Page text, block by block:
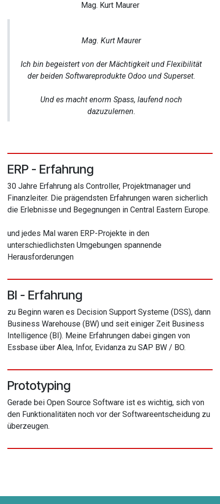
Mag. Kurt Maurer
Mag. Kurt Maurer
Ich bin begeistert von der Mächtigkeit und Flexibilität
der beiden Softwareprodukte Odoo und Superset.
Und es macht enorm Spass, laufend noch
dazuzulernen.
ERP - Erfahrung
30 Jahre Erfahrung als Controller, Projektmanager und
Finanzleiter. Die prägendsten Erfahrungen waren sicherlich
die Erlebnisse und Begegnungen in Central Eastern Europe.
und jedes Mal waren ERP-Projekte in den
unterschiedlichsten Umgebungen spannende
Herausforderungen
BI - Erfahrung
zu Beginn waren es Decision Support Systeme (DSS), dann
Business Warehouse (BW) und seit einiger Zeit Business
Intelligence (BI). Meine Erfahrungen dabei gingen von
Essbase über Alea, Infor, Evidanza zu SAP BW / BO.
Prototyping
Gerade bei Open Source Software ist es wichtig, sich von
den Funktionalitäten noch vor der Softwareentscheidung zu
überzeugen.